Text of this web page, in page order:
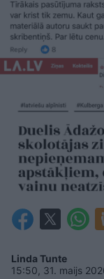
Linda Tunte
15:50, 31. maijs